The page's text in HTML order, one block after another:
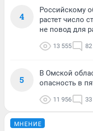
4
Российскому
растет число
не повод для
13 555 82
5
В Омской
опасность в
11 956 33
МНЕНИЕ